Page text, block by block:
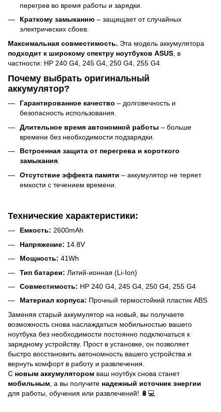
перегрев во время работы и зарядки.
Краткому замыканию – защищает от случайных
электрических сбоев.
Максимальная совместимость. Эта модель аккумулятора
подходит к широкому спектру ноутбуков ASUS , в
частности: HP 240 G4, 245 G4, 250 G4, 255 G4
Почему выбрать оригинальный
аккумулятор?
Гарантированное качество – долговечность и
безопасность использования.
Длительное время автономной работы – больше
времени без необходимости подзарядки.
Встроенная защита от перегрева и короткого
замыкания
Отсутствие эффекта памяти – аккумулятор не теряет
емкости с течением времени.
Технические характеристики:
Емкость: 2600mAh
Напряжение: 14.8V
Мощность: 41Wh
Тип батареи: Литий-ионная (Li-Ion)
Совместимость: HP 240 G4, 245 G4, 250 G4, 255 G4
Материал корпуса: Прочный термостойкий пластик ABS
Заменяя старый аккумулятор на новый, вы получаете
возможность снова наслаждаться мобильностью вашего
ноутбука без необходимости постоянно подключаться к
зарядному устройству. Прост в установке, он позволяет
быстро восстановить автономность вашего устройства и
вернуть комфорт в работу и развлечения.
С новым аккумулятором ваш ноутбук снова станет
мобильным , а вы получите надежный источник энергии
для работы, обучения или развлечений! 🔋💻